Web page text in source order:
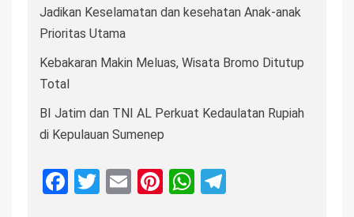
Jadikan Keselamatan dan kesehatan Anak-anak
Prioritas Utama
Kebakaran Makin Meluas, Wisata Bromo Ditutup
Total
BI Jatim dan TNI AL Perkuat Kedaulatan Rupiah
di Kepulauan Sumenep
Facebook
Twitter
EmailPinterest
WhatsApp